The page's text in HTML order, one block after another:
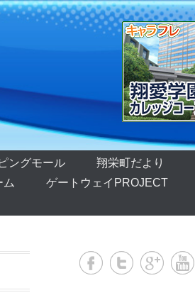
ングモール 翔栄町だより
ゲートウェイPROJECT